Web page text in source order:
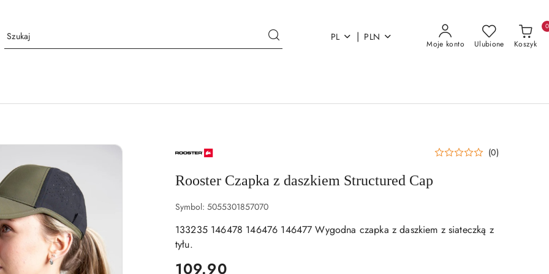
PL | PLN
Moje konto Ulubione Koszyk
0
NAZWA
PRODUCENTA: (0)
Rooster Czapka z daszkiem Structured Cap
Symbol: 5055301857070
133235 146478 146476 146477 Wygodna czapka z daszkiem z siateczką z
tyłu.
cena:
109.90